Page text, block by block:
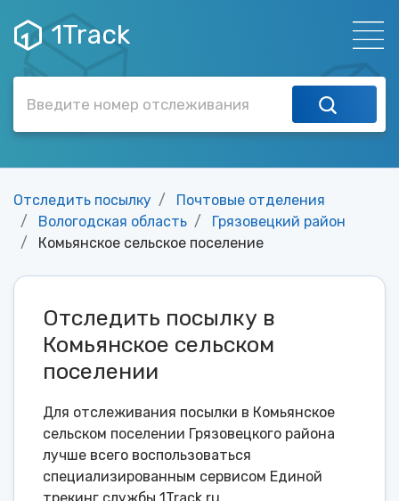
1Track
Отследить посылку
Почтовые отделения
Вологодская область
Грязовецкий район
Комьянское сельское поселение
Отследить посылку в
Комьянское сельском
поселении
Для отслеживания посылки в Комьянское
сельском поселении Грязовецкого района
лучше всего воспользоваться
специализированным сервисом Единой